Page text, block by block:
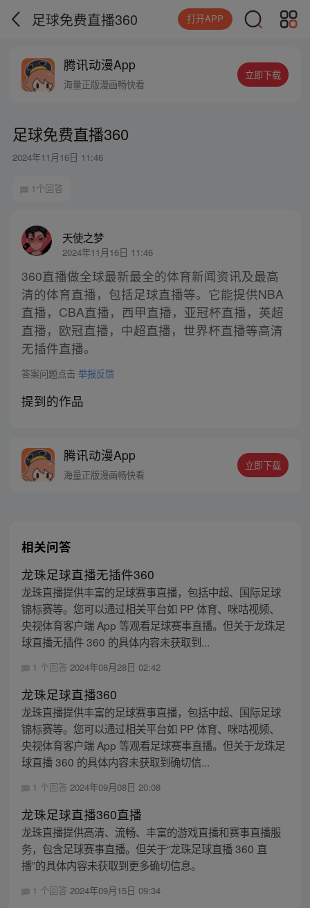
足球免费直播360 打开APP
腾讯动漫App
海量正版漫画畅快看
立即下载
足球免费直播360
2024年11月16日 11:46
1个回答
天使之梦
2024年11月16日 11:46
360直播做全球最新最全的体育新闻资讯及最高
清的体育直播，包括足球直播等。它能提供NBA
直播，CBA直播，西甲直播，亚冠杯直播，英超
直播，欧冠直播，中超直播，世界杯直播等高清
无插件直播。
答案问题点击 举报反馈
提到的作品
腾讯动漫App
海量正版漫画畅快看
立即下载
相关问答
龙珠足球直播无插件360
龙珠直播提供丰富的足球赛事直播，包括中超、国际足球
锦标赛等。您可以通过相关平台如 PP 体育、咪咕视频、
央视体育客户端 App 等观看足球赛事直播。但关于龙珠足
球直播无插件 360 的具体内容未获取到...
1 个回答 2024年08月28日 02:42
龙珠足球直播360
龙珠直播提供丰富的足球赛事直播，包括中超、国际足球
锦标赛等。您可以通过相关平台如 PP 体育、咪咕视频、
央视体育客户端 App 等观看足球赛事直播。但关于龙珠足
球直播 360 的具体内容未获取到确切信...
1 个回答 2024年09月08日 20:08
龙珠足球直播360直播
龙珠直播提供高清、流畅、丰富的游戏直播和赛事直播服
务，包含足球赛事直播。但关于“龙珠足球直播 360 直
播”的具体内容未获取到更多确切信息。
1 个回答 2024年09月15日 09:34